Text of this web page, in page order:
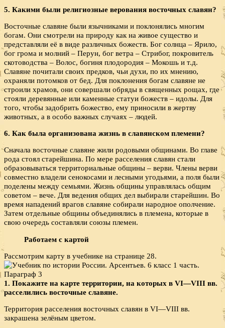
5. Какими были религиозные верования восточных славян?
Восточные славяне были язычниками и поклонялись многим
богам. Они смотрели на природу как на живое существо и
представляли её в виде различных божеств. Бог солнца – Ярило,
бог грома и молний – Перун, бог ветра – Стрибог, покровитель
скотоводства – Волос, богиня плодородия – Мокошь и т.д.
Славяне почитали своих предков, чьи духи, по их мнению,
охраняли потомков от бед. Для поклонения богам славяне не
строили храмов, они совершали обряды в священных рощах, где
стояли деревянные или каменные статуи божеств – идолы. Для
того, чтобы задобрить божество, ему приносили в жертву
животных, а в особо важных случаях – людей.
6. Как была организована жизнь в славянском племени?
Сначала восточные славяне жили родовыми общинами. Во главе
рода стоял старейшина. По мере расселения славян стали
образовываться территориальные общины – верви. Члены верви
совместно владели сенокосами и лесными угодьями, а поля были
поделены между семьями. Жизнь общины управлялась общим
советом – вече. Для ведения общих дел выбирали старейшин. Во
время нападений врагов славяне собирали народное ополчение.
Затем отдельные общины объединялись в племена, которые в
свою очередь составляли союзы племен.
Работаем с картой
Рассмотрим карту в учебнике на странице 28.
1. Покажите на карте территории, на которых в VI—VIII вв.
расселились восточные славяне.
Территория расселения восточных славян в VI—VIII вв.
закрашена зелёным цветом.